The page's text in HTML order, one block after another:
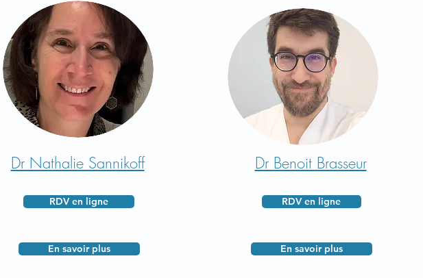
Dr Nathalie Sannikoff
RDV en ligne
En savoir plus
Dr Benoit Brasseur
RDV en ligne
En savoir plus